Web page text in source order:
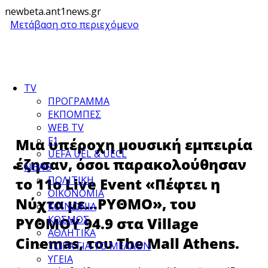
newbeta.ant1news.gr
Μετάβαση στο περιεχόμενο
TV
ΠΡΟΓΡΑΜΜΑ
ΕΚΠΟΜΠΕΣ
WEB TV
F1
UEFA UEL & UECL
NEWS
ΠΟΛΙΤΙΚΗ
ΟΙΚΟΝΟΜΙΑ
ΚΟΙΝΩΝΙΑ
ΚΟΣΜΟΣ
ΑΘΛΗΤΙΚΑ
ΤΩΡΑ ΓΙΑ ΤΟ ΜΕΛΛΟΝ
ΥΓΕΙΑ
Μια υπέροχη μουσική εμπειρία
έζησαν, όσοι παρακολούθησαν
το 11ο Live Event «Πέφτει η
Νύχτα με…ΡΥΘΜΟ», του
ΡΥΘΜOY 94.9 στα Village
Cinemas, του The Mall Athens.